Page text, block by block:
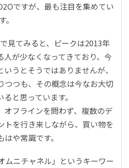
ですが、最も注目を集めてい
見てみると、ピークは2013年
人が少なくなってきており、今
うとそうではありませんが、
つつも、その概念は今なお大切
と思っています。
オフラインを問わず、複数のデ
トを行き来しながら、買い物を
や常識です。
ムニチャネル」というキーワー